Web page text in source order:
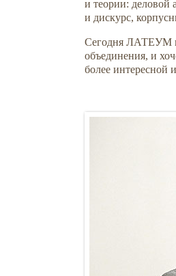
и теории: деловой
и дискурс,
Сегодня ЛАТЕУМ
объединения, и
более интересной